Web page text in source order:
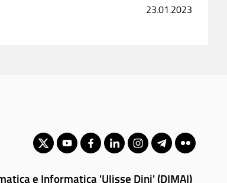
23.01.2023
e Informatica 'Ulisse Dini' (DIMAI)